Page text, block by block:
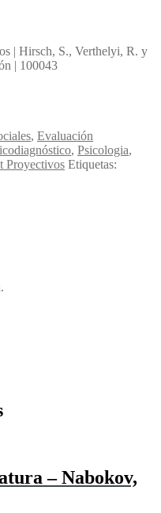
| Hirsch, S., Verthelyi, R. y
| 100043
, Evaluación
, Psicologia,
Proyectivos Etiquetas:
– Nabokov,